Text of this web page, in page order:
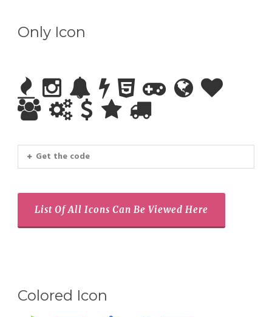
Only Icon
Get the code
List Of All Icons Can Be Viewed Here
Colored Icon